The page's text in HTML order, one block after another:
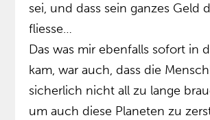
sei, und dass sein ganzes Geld
fliesse…
Das was mir ebenfalls sofort in
kam, war auch, dass die
sicherlich nicht all zu lange
um auch diese Planeten zu